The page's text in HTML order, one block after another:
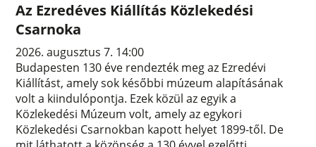
Az Ezredéves Kiállítás Közlekedési
Csarnoka
2026. augusztus 7. 14:00
Budapesten 130 éve rendezték meg az Ezredévi
Kiállítást, amely sok későbbi múzeum alapításának
volt a kiindulópontja. Ezek közül az egyik a
Közlekedési Múzeum volt, amely az egykori
Közlekedési Csarnokban kapott helyet 1899-től. De